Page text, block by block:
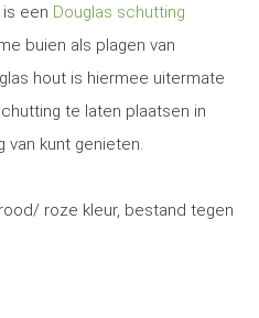
een Douglas schutting
buien als plagen van
hout is hiermee uitermate
te laten plaatsen in
van kunt genieten.
roze kleur, bestand tegen